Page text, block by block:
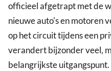
officieel afgetrapt met de
nieuwe auto's en motoren
op het circuit tijdens een
verandert bijzonder veel,
belangrijkste